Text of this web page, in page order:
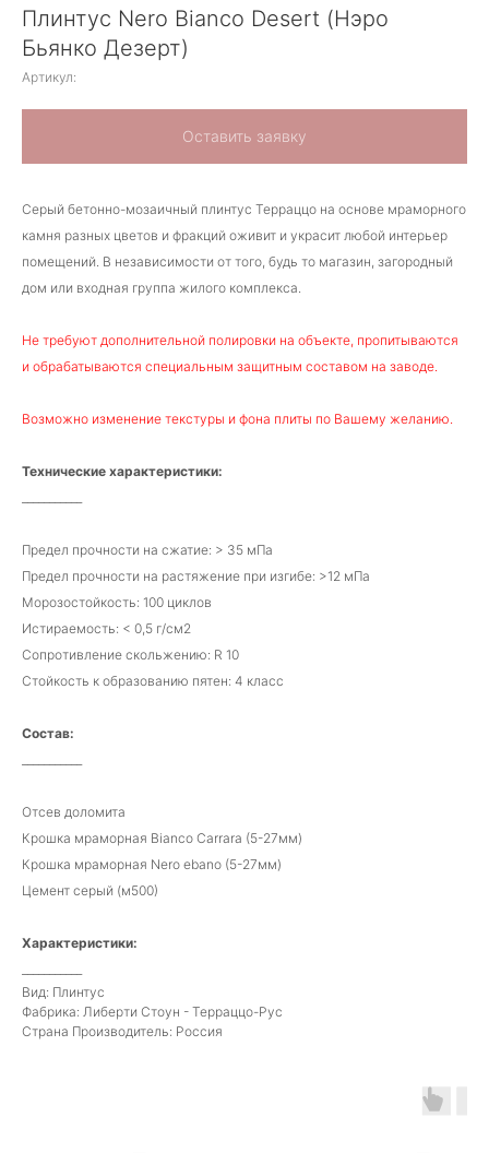
Плинтус Nero Bianco Desert (Нэро
Бьянко Дезерт)
Артикул:
Оставить заявку
Серый бетонно-мозаичный плинтус Терраццо на основе мраморного
камня разных цветов и фракций оживит и украсит любой интерьер
помещений. В независимости от того, будь то магазин, загородный
дом или входная группа жилого комплекса.
Не требуют дополнительной полировки на объекте, пропитываются
и обрабатываются специальным защитным составом на заводе.
Возможно изменение текстуры и фона плиты по Вашему желанию.
Технические характеристики:
Предел прочности на сжатие: > 35 мПа
Предел прочности на растяжение при изгибе: >12 мПа
Морозостойкость: 100 циклов
Истираемость: < 0,5 г/см2
Сопротивление скольжению: R 10
Стойкость к образованию пятен: 4 класс
Состав:
Отсев доломита
Крошка мраморная Bianco Carrara (5-27мм)
Крошка мраморная Nero ebano (5-27мм)
Цемент серый (м500)
Характеристики:
Вид: Плинтус
Фабрика: Либерти Стоун - Терраццо-Рус
Страна Производитель: Россия